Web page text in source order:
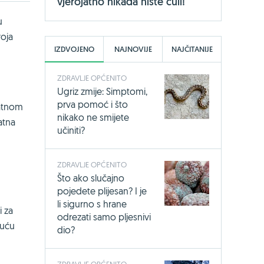
za
IZDVOJENO NAJNOVIJE NAJČITANIJE
ZDRAVLJE OPĆENITO
Ugriz zmije: Simptomi,
prva pomoć i što
nikako ne smijete
učiniti?
ZDRAVLJE OPĆENITO
Što ako slučajno
pojedete plijesan? I je
li sigurno s hrane
odrezati samo pljesnivi
dio?